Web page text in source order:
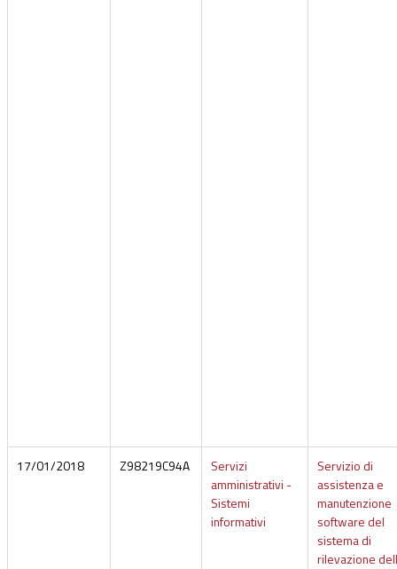
17/01/2018 Z98219C94A
Servizi
amministrativi -
Sistemi
informativi
Servizio di
assistenza e
manutenzione
software del
sistema di
rilevazione